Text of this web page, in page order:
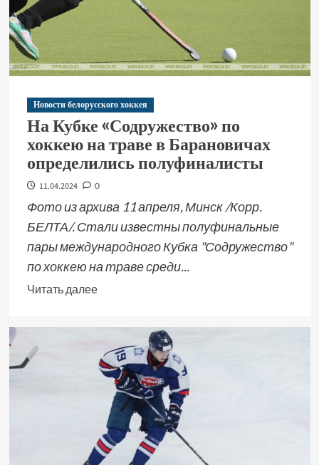
Новости белорусского хоккея
На Кубке «Содружество» по
хоккею на траве в Барановичах
определились полуфиналисты
11.04.2024 0
Фото из архива 11 апреля, Минск /Корр.
БЕЛТА/. Стали известны полуфинальные
пары международного Кубка "Содружество"
по хоккею на траве среди...
Читать далее